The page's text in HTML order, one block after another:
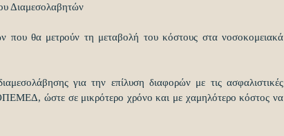
Διαμεσολαβητών
που θα μετρούν τη μεταβολή του κόστους στα νοσοκομειακά
για την επίλυση διαφορών με τις ασφαλιστικές
ΟΠΕΜΕΔ, ώστε σε μικρότερο χρόνο και με χαμηλότερο κόστος να